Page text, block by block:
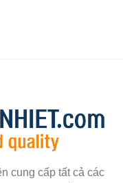
cung cấp tất cả các